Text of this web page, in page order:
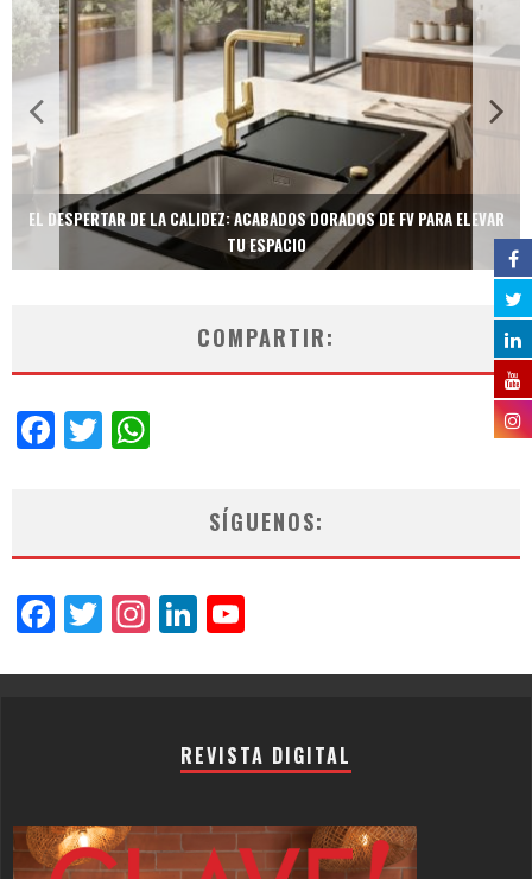
EL DESPERTAR DE LA CALIDEZ: ACABADOS DORADOS DE FV PARA ELEVAR
TU ESPACIO
COMPARTIR:
Facebook
Twitter
SÍGUENOS:
Facebook
Twitter
Instagram
LinkedIn
REVISTA DIGITAL